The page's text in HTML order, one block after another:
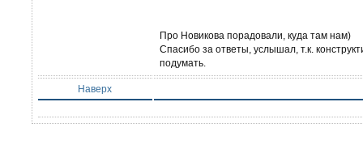
Про Новикова порадовали, куда там нам)
Спасибо за ответы, услышал, т.к.
подумать.
Наверх